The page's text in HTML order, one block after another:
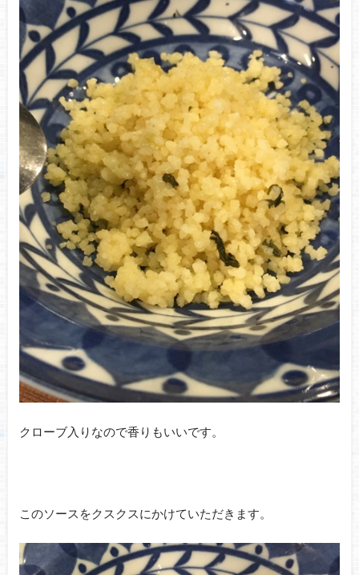
クローブ入りなので香りもいいです。
このソースをクスクスにかけていただきます。